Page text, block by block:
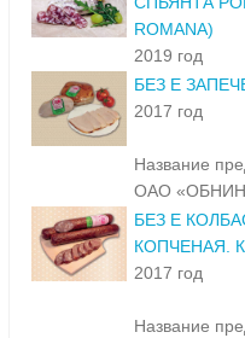
ROMANA)
2019 год
БЕЗ Е
2017 год
Название
ОАО
БЕЗ Е
КОПЧЕНАЯ.
2017 год
Название